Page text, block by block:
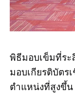
พิธีมอบเข็มที่ร
มอบเกียรติบัตร
ตำแหน่งที่สูงขึ้น